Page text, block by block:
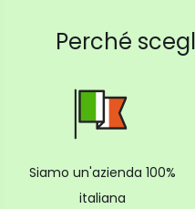
Perché
Siamo un'azienda 100%
italiana